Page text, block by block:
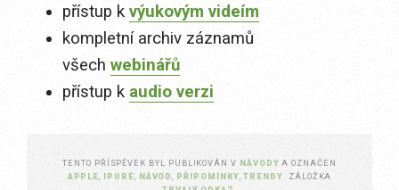
přístup k výukovým videím
kompletní archiv záznamů
všech webinářů
přístup k audio verzi
TENTO PŘÍSPĚVEK BYL PUBLIKOVÁN V NÁVODY A OZNAČEN
APPLE
IPURE NÁVOD PŘIPOMÍNKY ,TRENDY . ZÁLOŽKA